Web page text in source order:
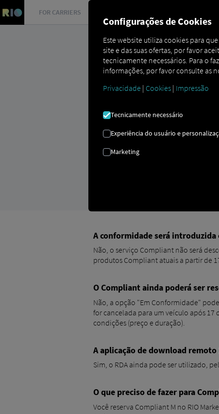
FOR CARRIERS
PERGUNTAS
Tudo o que precisa de saber e
A conformidade será
Não, o serviço Compliant não será
produtos Compliant atuais a partir de
O Compliant ainda poderá ser
Não, a opção "Em Conformidade"
for cancelada para um veículo após 17
condições (preço e duração).
A aplicação de download remoto
Sim, o RDA ainda pode ser utilizado,
O que preciso de fazer para
Você reserva Compliant M no RIO
Configurações de Cookies
Este website utiliza cookies para
site e das suas ofertas, por favor
tecnicamente necessários. Para o
informações, por favor consulte as
Privacidade | Cookies | Impressão
Tecnicamente necessário
Experiência do usuário e
Marketing